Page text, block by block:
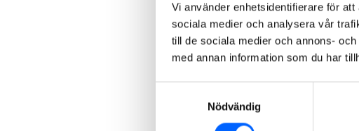
Vi använder enhetsidentifierare för
sociala medier och analysera vår
till de sociala medier och annons-
med annan information som du har
Nödvändig